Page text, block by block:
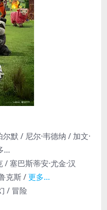
默 / 尼尔·韦德纳 / 加文·
…
/ 塞巴斯蒂安·尤金·汉
克斯 /更多…
/ 冒险